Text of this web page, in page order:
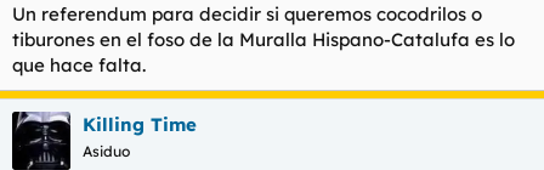
Un referendum para decidir si queremos cocodrilos o
tiburones en el foso de la Muralla Hispano-Catalufa es lo
que hace falta.
Killing Time
Asiduo